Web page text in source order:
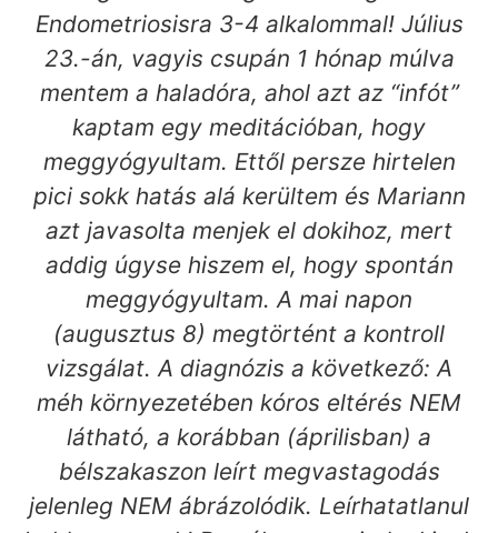
Endometriosisra 3-4 alkalommal! Július
23.-án, vagyis csupán 1 hónap múlva
mentem a haladóra, ahol azt az “infót”
kaptam egy meditációban, hogy
meggyógyultam. Ettől persze hirtelen
pici sokk hatás alá kerültem és Mariann
azt javasolta menjek el dokihoz, mert
addig úgyse hiszem el, hogy spontán
meggyógyultam. A mai napon
(augusztus 8) megtörtént a kontroll
vizsgálat. A diagnózis a következő: A
méh környezetében kóros eltérés NEM
látható, a korábban (áprilisban) a
bélszakaszon leírt megvastagodás
jelenleg NEM ábrázolódik. Leírhatatlanul